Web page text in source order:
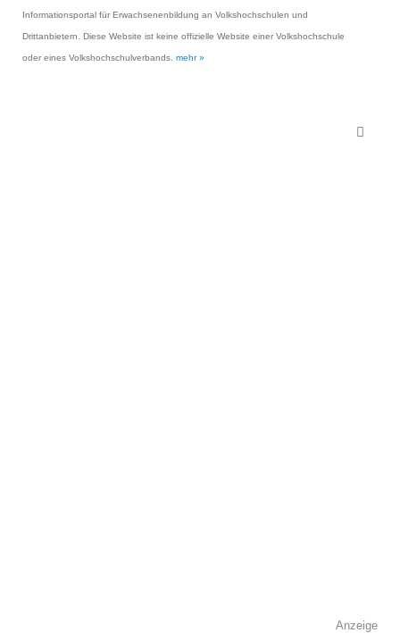
Informationsportal für Erwachsenenbildung an Volkshochschulen und
Drittanbietern. Diese Website ist keine offizielle Website einer Volkshochschule
oder eines Volkshochschulverbands. mehr »
Anzeige